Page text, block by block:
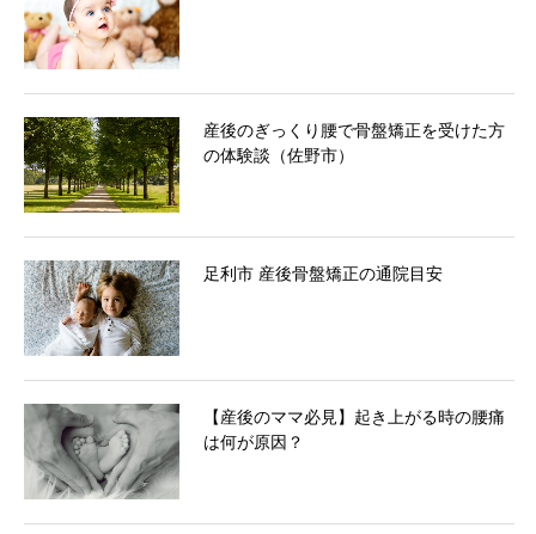
産後のぎっくり腰で骨盤矯正を受けた方
の体験談（佐野市）
足利市 産後骨盤矯正の通院目安
【産後のママ必見】起き上がる時の腰痛
は何が原因？